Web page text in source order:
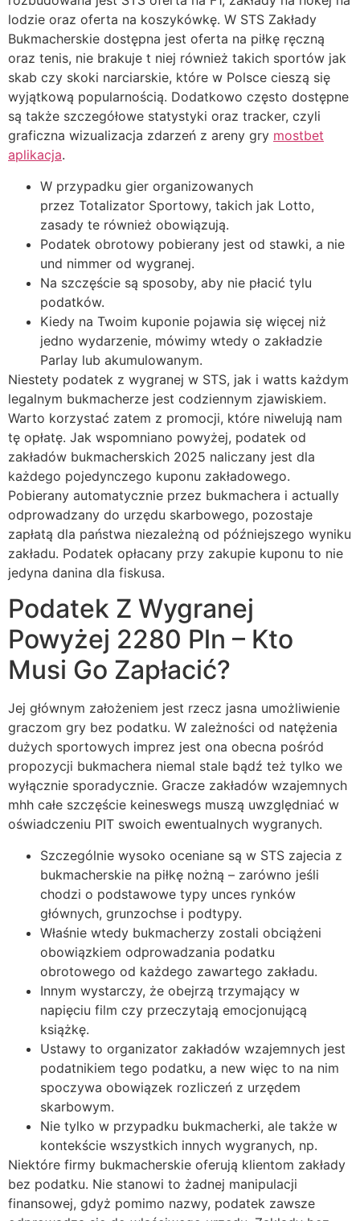
lodzie oraz oferta na koszykówkę. W STS Zakłady
Bukmacherskie dostępna jest oferta na piłkę ręczną
oraz tenis, nie brakuje t niej również takich sportów jak
skab czy skoki narciarskie, które w Polsce cieszą się
wyjątkową popularnością. Dodatkowo często dostępne
są także szczegółowe statystyki oraz tracker, czyli
graficzna wizualizacja zdarzeń z areny gry mostbet
aplikacja.
W przypadku gier organizowanych
przez Totalizator Sportowy, takich jak Lotto,
zasady te również obowiązują.
Podatek obrotowy pobierany jest od stawki, a nie
und nimmer od wygranej.
Na szczęście są sposoby, aby nie płacić tylu
podatków.
Kiedy na Twoim kuponie pojawia się więcej niż
jedno wydarzenie, mówimy wtedy o zakładzie
Parlay lub akumulowanym.
Niestety podatek z wygranej w STS, jak i watts każdym
legalnym bukmacherze jest codziennym zjawiskiem.
Warto korzystać zatem z promocji, które niwelują nam
tę opłatę. Jak wspomniano powyżej, podatek od
zakładów bukmacherskich 2025 naliczany jest dla
każdego pojedynczego kuponu zakładowego.
Pobierany automatycznie przez bukmachera i actually
odprowadzany do urzędu skarbowego, pozostaje
zapłatą dla państwa niezależną od późniejszego wyniku
zakładu. Podatek opłacany przy zakupie kuponu to nie
jedyna danina dla fiskusa.
Podatek Z Wygranej
Powyżej 2280 Pln – Kto
Musi Go Zapłacić?
Jej głównym założeniem jest rzecz jasna umożliwienie
graczom gry bez podatku. W zależności od natężenia
dużych sportowych imprez jest ona obecna pośród
propozycji bukmachera niemal stale bądź też tylko we
wyłącznie sporadycznie. Gracze zakładów wzajemnych
mhh całe szczęście keineswegs muszą uwzględniać w
oświadczeniu PIT swoich ewentualnych wygranych.
Szczególnie wysoko oceniane są w STS zajecia z
bukmacherskie na piłkę nożną – zarówno jeśli
chodzi o podstawowe typy unces rynków
głównych, grunzochse i podtypy.
Właśnie wtedy bukmacherzy zostali obciążeni
obowiązkiem odprowadzania podatku
obrotowego od każdego zawartego zakładu.
Innym wystarczy, że obejrzą trzymający w
napięciu film czy przeczytają emocjonującą
książkę.
Ustawy to organizator zakładów wzajemnych jest
podatnikiem tego podatku, a new więc to na nim
spoczywa obowiązek rozliczeń z urzędem
skarbowym.
Nie tylko w przypadku bukmacherki, ale także w
kontekście wszystkich innych wygranych, np.
Niektóre firmy bukmacherskie oferują klientom zakłady
bez podatku. Nie stanowi to żadnej manipulacji
finansowej, gdyż pomimo nazwy, podatek zawsze